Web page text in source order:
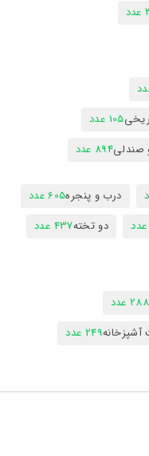
105 عدد
صندلی894 عدد
درب و پنجره605 عدد
دو تخته437 عدد
288 عدد
249 عدد